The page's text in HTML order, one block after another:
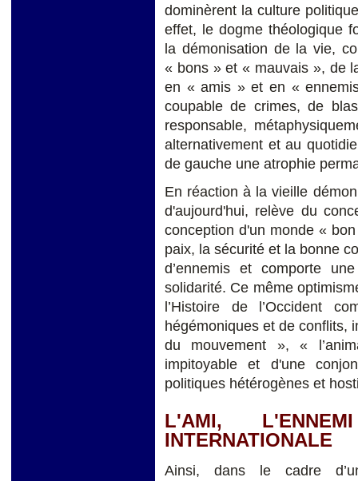
dominèrent la culture
effet, le dogme théologique
la démonisation de la vie,
« bons » et « mauvais », de
en « amis » et en «
coupable de crimes, de
responsable,
alternativement et au
de gauche une atrophie
En réaction à la vieille
d'aujourd'hui, relève du
conception d'un monde «
paix, la sécurité et la bonne
d’ennemis et comporte
solidarité. Ce même
l’Histoire de l’Occident
hégémoniques et de conflits,
du mouvement », «
impitoyable et d'une
politiques hétérogènes et
L'AMI,
INTERNATIONALE
Ainsi, dans le cadre